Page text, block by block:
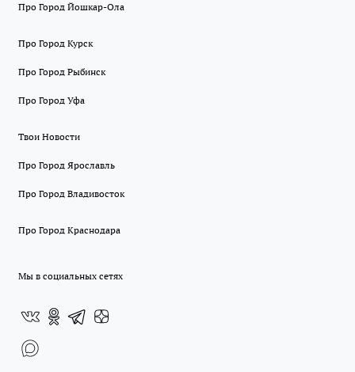
Про Город Йошкар-Ола
Про Город Курск
Про Город Рыбинск
Про Город Уфа
Твои Новости
Про Город Ярославль
Про Город Владивосток
Про Город Краснодара
Мы в социальных сетях